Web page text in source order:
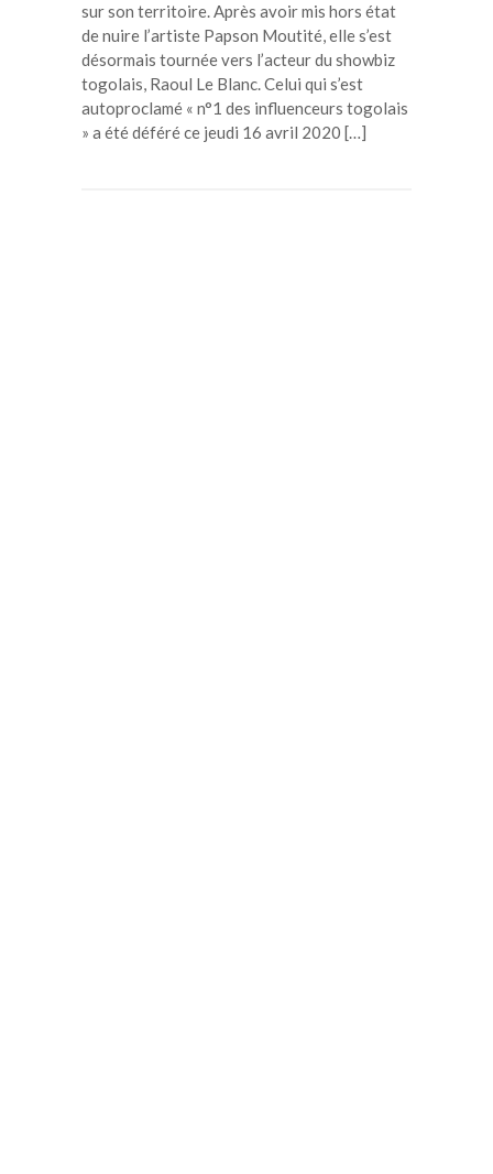
sur son territoire. Après avoir mis hors état
de nuire l’artiste Papson Moutité, elle s’est
désormais tournée vers l’acteur du showbiz
togolais, Raoul Le Blanc. Celui qui s’est
autoproclamé « n°1 des influenceurs togolais
» a été déféré ce jeudi 16 avril 2020 […]